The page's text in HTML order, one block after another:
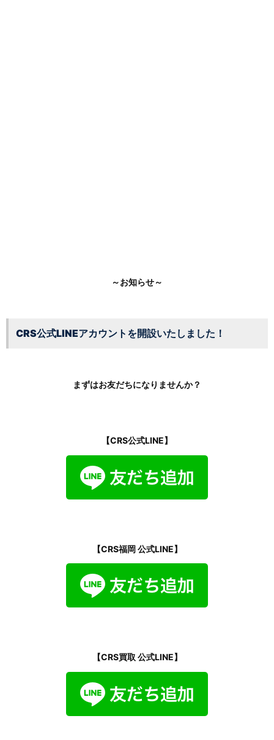
～お知らせ～
CRS公式LINEアカウントを開設いたしました！
まずはお友だちになりませんか？
【CRS公式LINE】
【CRS福岡 公式LINE】
【CRS買取 公式LINE】